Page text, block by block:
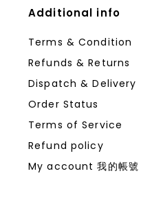
Additional info
Terms & Condition
Refunds & Returns
Dispatch & Delivery
Order Status
Terms of Service
Refund policy
My account 我的帳號